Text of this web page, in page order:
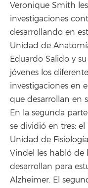
Veronique Smith
investigaciones
desarrollando en
Unidad de
Eduardo Salido y
jóvenes los
investigaciones en
que desarrollan en
En la segunda
se dividió en tres:
Unidad de
Vindel les habló de
desarrollan para
Alzheimer. El